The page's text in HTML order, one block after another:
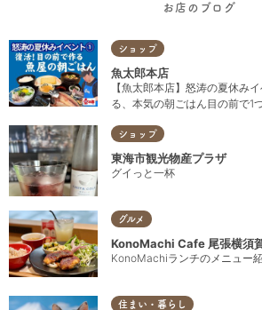
お店のブログ
ショップ
魚太郎本店
【魚太郎本店】怒涛の夏休み
る、本気の朝ごはん目の前で1
ショップ
東海市観光物産プラザ
グイっと一杯
グルメ
KonoMachi Cafe 尾張横須
KonoMachiランチのメニュー
住まい・暮らし